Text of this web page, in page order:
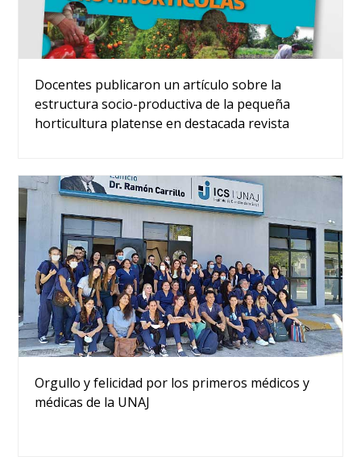
Docentes publicaron un artículo sobre la
estructura socio-productiva de la pequeña
horticultura platense en destacada revista
Orgullo y felicidad por los primeros médicos y
médicas de la UNAJ